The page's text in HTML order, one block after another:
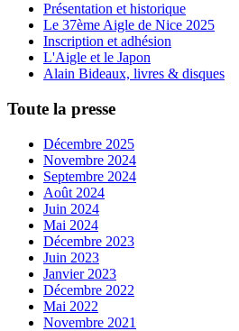
Présentation et historique
Le 37ème Aigle de Nice 2025
Inscription et adhésion
L'Aigle et le Japon
Alain Bideaux, livres & disques
Toute la presse
Décembre 2025
Novembre 2024
Septembre 2024
Août 2024
Juin 2024
Mai 2024
Décembre 2023
Juin 2023
Janvier 2023
Décembre 2022
Mai 2022
Novembre 2021